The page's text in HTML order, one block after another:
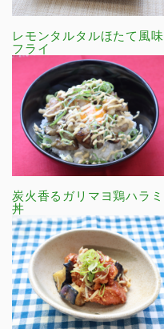
レモンタルタルほたて風味
フライ
炭火香るガリマヨ鶏ハラミ
丼